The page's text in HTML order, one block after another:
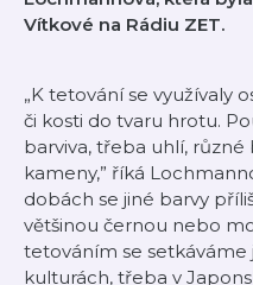
Vítkové na Rádiu ZET.
„K tetování se využívaly
či kosti do tvaru hrotu.
barviva, třeba uhlí,
kameny,” říká
dobách se jiné barvy
většinou černou nebo
tetováním se setkáváme
kulturách, třeba v